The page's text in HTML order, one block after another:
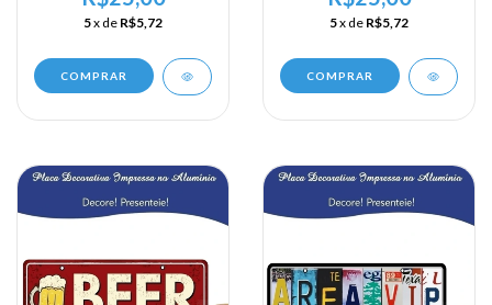
5x de R$5,72
COMPRAR
5x de R$5,72
COMPRAR